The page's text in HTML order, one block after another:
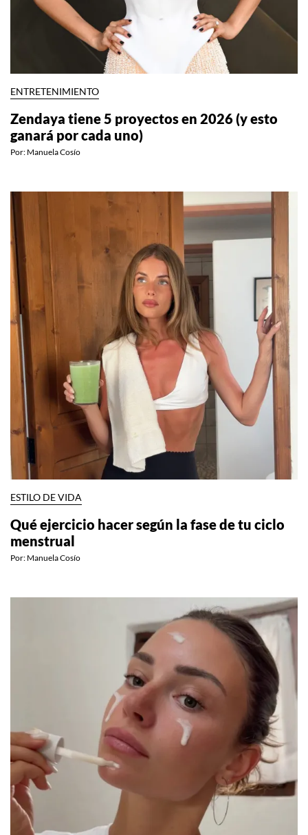
ENTRETENIMIENTO
Zendaya tiene 5 proyectos en 2026 (y esto
ganará por cada uno)
Por: Manuela Cosío
ESTILO DE VIDA
Qué ejercicio hacer según la fase de tu ciclo
menstrual
Por: Manuela Cosío